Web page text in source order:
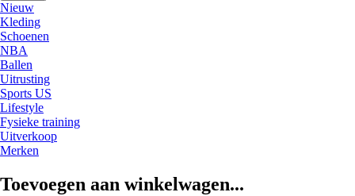
Nieuw
Kleding
Schoenen
NBA
Ballen
Uitrusting
Sports US
Lifestyle
Fysieke training
Uitverkoop
Merken
Toevoegen aan winkelwagen...